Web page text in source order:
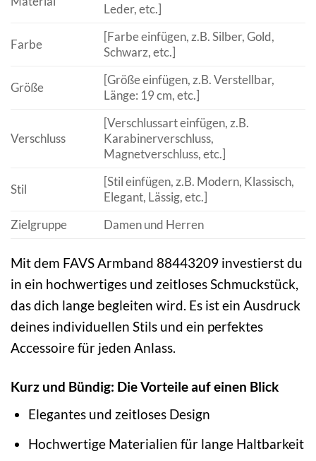
Leder, etc.]
Farbe
[Farbe einfügen, z.B. Silber, Gold,
Schwarz, etc.]
Größe
[Größe einfügen, z.B. Verstellbar,
Länge: 19 cm, etc.]
Verschluss
[Verschlussart einfügen, z.B.
Karabinerverschluss,
Magnetverschluss, etc.]
Stil
[Stil einfügen, z.B. Modern, Klassisch,
Elegant, Lässig, etc.]
Zielgruppe
Damen und Herren
Mit dem FAVS Armband 88443209 investierst du
in ein hochwertiges und zeitloses Schmuckstück,
das dich lange begleiten wird. Es ist ein Ausdruck
deines individuellen Stils und ein perfektes
Accessoire für jeden Anlass.
Kurz und Bündig: Die Vorteile auf einen Blick
Elegantes und zeitloses Design
Hochwertige Materialien für lange Haltbarkeit